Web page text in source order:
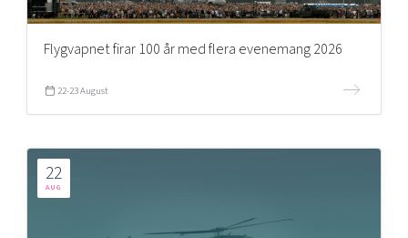
Flygvapnet firar 100 år med flera evenemang 2026
22-23 August
22
AUG